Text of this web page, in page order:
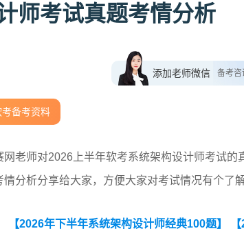
师考试真题考情分析
添加老师微信 备考咨
备考资料
老师对2026上半年软考系统架构设计师考试的
分析分享给大家，方便大家对考试情况有个了解
【2026年下半年系统架构设计师经典100题】